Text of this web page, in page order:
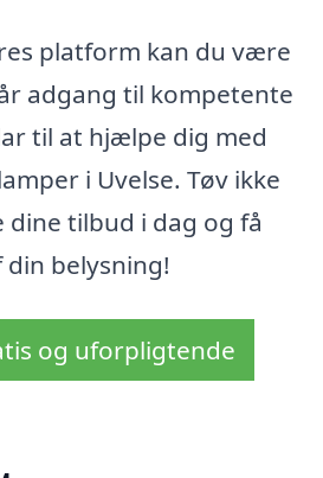
platform kan du være
adgang til kompetente
til at hjælpe dig med
i Uvelse. Tøv ikke
tilbud i dag og få
belysning!
og uforpligtende